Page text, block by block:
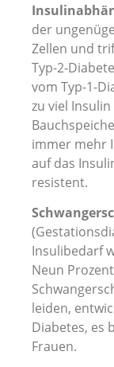
der
Zellen und
Typ-2-
vom Typ-1-
zu viel
immer mehr
auf das
resistent.
Insulibedarf
Neun
leiden,
Diabetes, es
Frauen.